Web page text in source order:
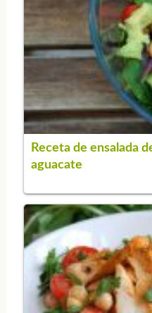
Receta de ensalada
aguacate